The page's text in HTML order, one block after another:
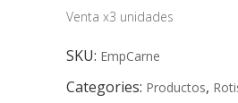
Venta x3 unidades
SKU: EmpCarne
Categories: Productos,